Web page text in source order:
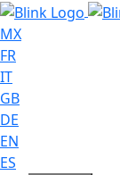
MX
FR
IT
GB
DE
EN
ES